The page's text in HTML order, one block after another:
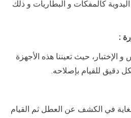
كالمفكات و البطاريات و ذلك
:
الإختبار، حيث تعيننا هذه الأجهزة
دقيق للقيام بإصلاحه.
في الكشف عن العطل ثم القيام